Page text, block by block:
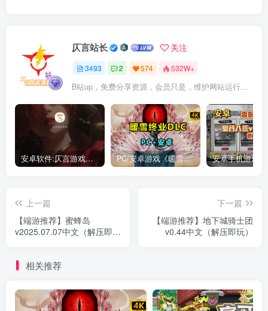
仄言站长 关注
3493 2 574 532W+
B站up，免费分享资源，会员只是，维护网站运行，会员权利为可以支持本地下载，更多内容，敬请期待！
安卓软件:仄言游戏库4.0APP全新上架了！没有下的赶紧下载呀！ PC/安卓游戏《暖雪最新v3.1.0.1》终业DLC整合版！
上一篇
【端游推荐】蜜蜂岛
v2025.07.07中文（解压即
下一篇
【端游推荐】地下城骑士团
v0.44中文（解压即玩）
相关推荐